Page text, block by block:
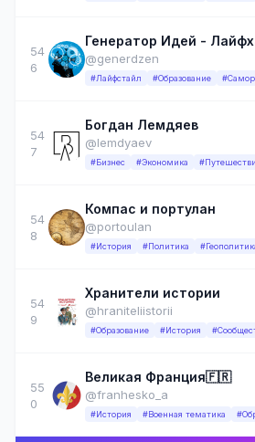
54
6
@generdzen
#Лайфстайл #Образование
54
7
Богдан Лемдяев
@lemdyaev
#Бизнес #Экономика
54
8
Компас и портулан
@portoulan
#История #Политика
54
9
Хранители истории
@hraniteliistorii
#Образование #История
55
0
Великая Франция🇫🇷
@franhesko_a
#История #Военная тематика